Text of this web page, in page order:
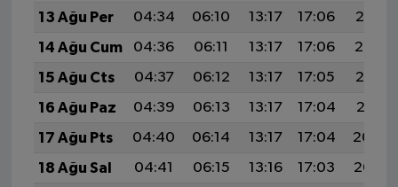
13 Ağu Per
04:34 06:10 13:17 17:06
20:15
14 Ağu Cum
04:36 06:11 13:17 17:06
20:14
15 Ağu Cts
04:37 06:12 13:17 17:05
20:12
16 Ağu Paz
04:39 06:13 13:17 17:04
20:11
17 Ağu Pts
04:40 06:14 13:17 17:04
20:09
18 Ağu Sal
04:41 06:15 13:16 17:03
20:08